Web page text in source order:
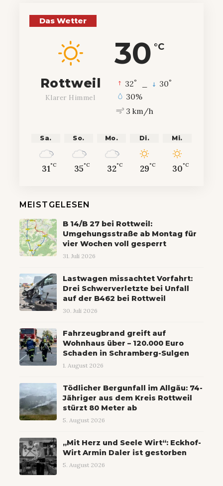
Das Wetter
30 °C
Rottweil
Klarer Himmel
32° 30°
30%
3 km/h
Sa.
31°C
So.
35°C
Mo.
32°C
Di.
29°C
Mi.
30°C
MEISTGELESEN
B 14/B 27 bei Rottweil:
Umgehungsstraße ab Montag für
vier Wochen voll gesperrt
31. Juli 2026
Lastwagen missachtet Vorfahrt:
Drei Schwerverletzte bei Unfall
auf der B462 bei Rottweil
30. Juli 2026
Fahrzeugbrand greift auf
Wohnhaus über – 120.000 Euro
Schaden in Schramberg-Sulgen
1. August 2026
Tödlicher Bergunfall im Allgäu: 74-
Jähriger aus dem Kreis Rottweil
stürzt 80 Meter ab
5. August 2026
„Mit Herz und Seele Wirt“: Eckhof-
Wirt Armin Daler ist gestorben
5. August 2026